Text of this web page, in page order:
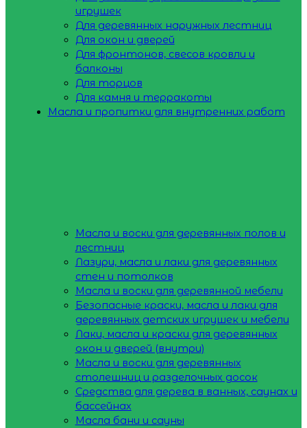
игрушек
Для деревянных наружных лестниц
Для окон и дверей
Для фронтонов, свесов кровли и
балконы
Для торцов
Для камня и терракоты
Масла и пропитки для внутренних работ
Масла и воски для деревянных полов и
лестниц
Лазури, масла и лаки для деревянных
стен и потолков
Масла и воски для деревянной мебели
Безопасные краски, масла и лаки для
деревянных детских игрушек и мебели
Лаки, масла и краски для деревянных
окон и дверей (внутри)
Масла и воски для деревянных
столешниц и разделочных досок
Средства для дерева в ванных, саунах и
бассейнах
Масла бани и сауны